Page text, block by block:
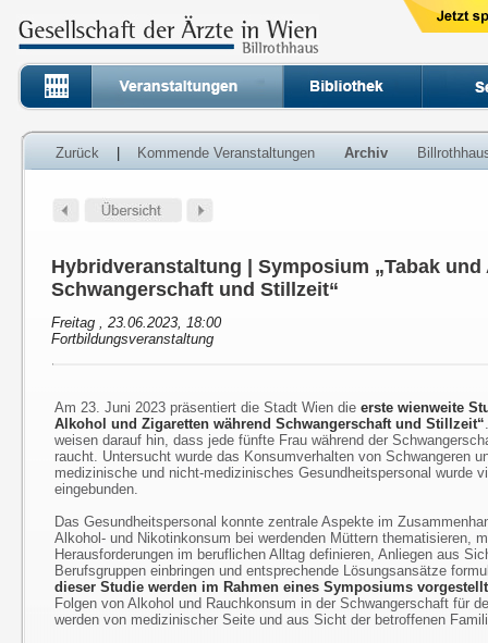
Zurück Kommende Veranstaltungen Archiv
Hybridveranstaltung | Symposium „Tabak
Schwangerschaft und Stillzeit“
Freitag , 23.06.2023, 18:00
Fortbildungsveranstaltung
Am 23. Juni 2023 präsentiert die Stadt Wien dieerste wienweite
Alkohol und Zigaretten während Schwangerschaft und Stillzeit“
weisen darauf hin, dass jede fünfte Frau während der
raucht. Untersucht wurde das Konsumverhalten von Schwangeren
medizinische und nicht-medizinisches Gesundheitspersonal wurde
eingebunden.
Das Gesundheitspersonal konnte zentrale Aspekte im
Alkohol- und Nikotinkonsum bei werdenden Müttern thematisieren,
Herausforderungen im beruflichen Alltag definieren, Anliegen aus
Berufsgruppen einbringen und entsprechende Lösungsansätze
dieser Studie werden im Rahmen eines Symposiums
Folgen von Alkohol und Rauchkonsum in der Schwangerschaft für
werden von medizinischer Seite und aus Sicht der betroffenen